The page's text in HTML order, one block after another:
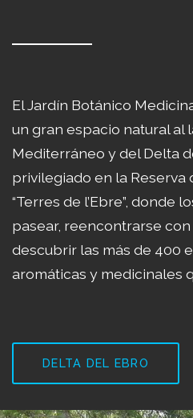
El Jardín Botánico
un gran espacio natural al
Mediterráneo y del Delta
privilegiado en la Reserva
“Terres de l’Ebre”, donde
pasear, reencontrarse
descubrir las más de 400
aromáticas y medicinales
DELTA DEL EBRO